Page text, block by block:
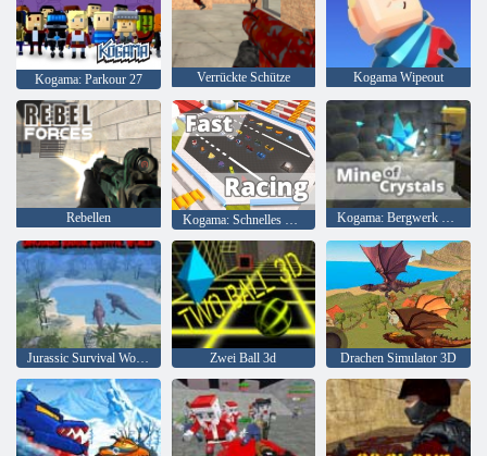
Kogama: Parkour 27 Verrückte Schütze Kogama Wipeout
Rebellen Kogama: Bergwerk der Kristalle
Jurassic Survival World der Dinosaurier Zwei Ball 3d Drachen Simulator 3D